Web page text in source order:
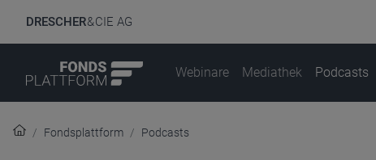
DRESCHER& CIE AG
Webinare Mediathek Podcasts
Fondsplattform Podcasts